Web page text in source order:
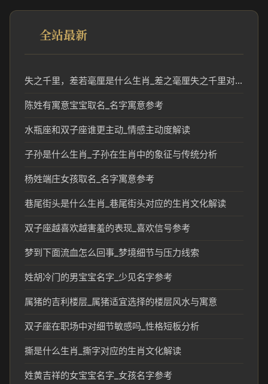
全站最新
失之千里，差若毫厘是什么生肖_差之毫厘失之千里对应生肖分析
陈姓有寓意宝宝取名_名字寓意参考
水瓶座和双子座谁更主动_情感主动度解读
子孙是什么生肖_子孙在生肖中的象征与传统分析
杨姓端庄女孩取名_名字寓意参考
巷尾街头是什么生肖_巷尾街头对应的生肖文化解读
双子座越喜欢越害羞的表现_喜欢信号参考
梦到下面流血怎么回事_梦境细节与压力线索
姓胡冷门的男宝宝名字_少见名字参考
属猪的吉利楼层_属猪适宜选择的楼层风水与寓意
双子座在职场中对细节敏感吗_性格短板分析
撕是什么生肖_撕字对应的生肖文化解读
姓黄吉祥的女宝宝名字_女孩名字参考